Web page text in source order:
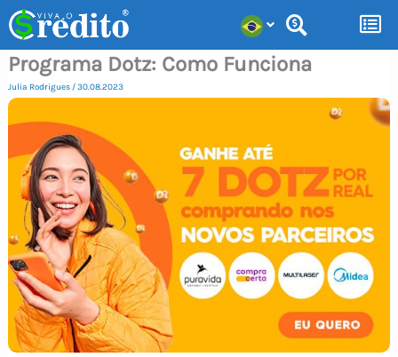
para
conteúdo
Programa Dotz: Como Funciona
Julia Rodrigues /30.08.2023